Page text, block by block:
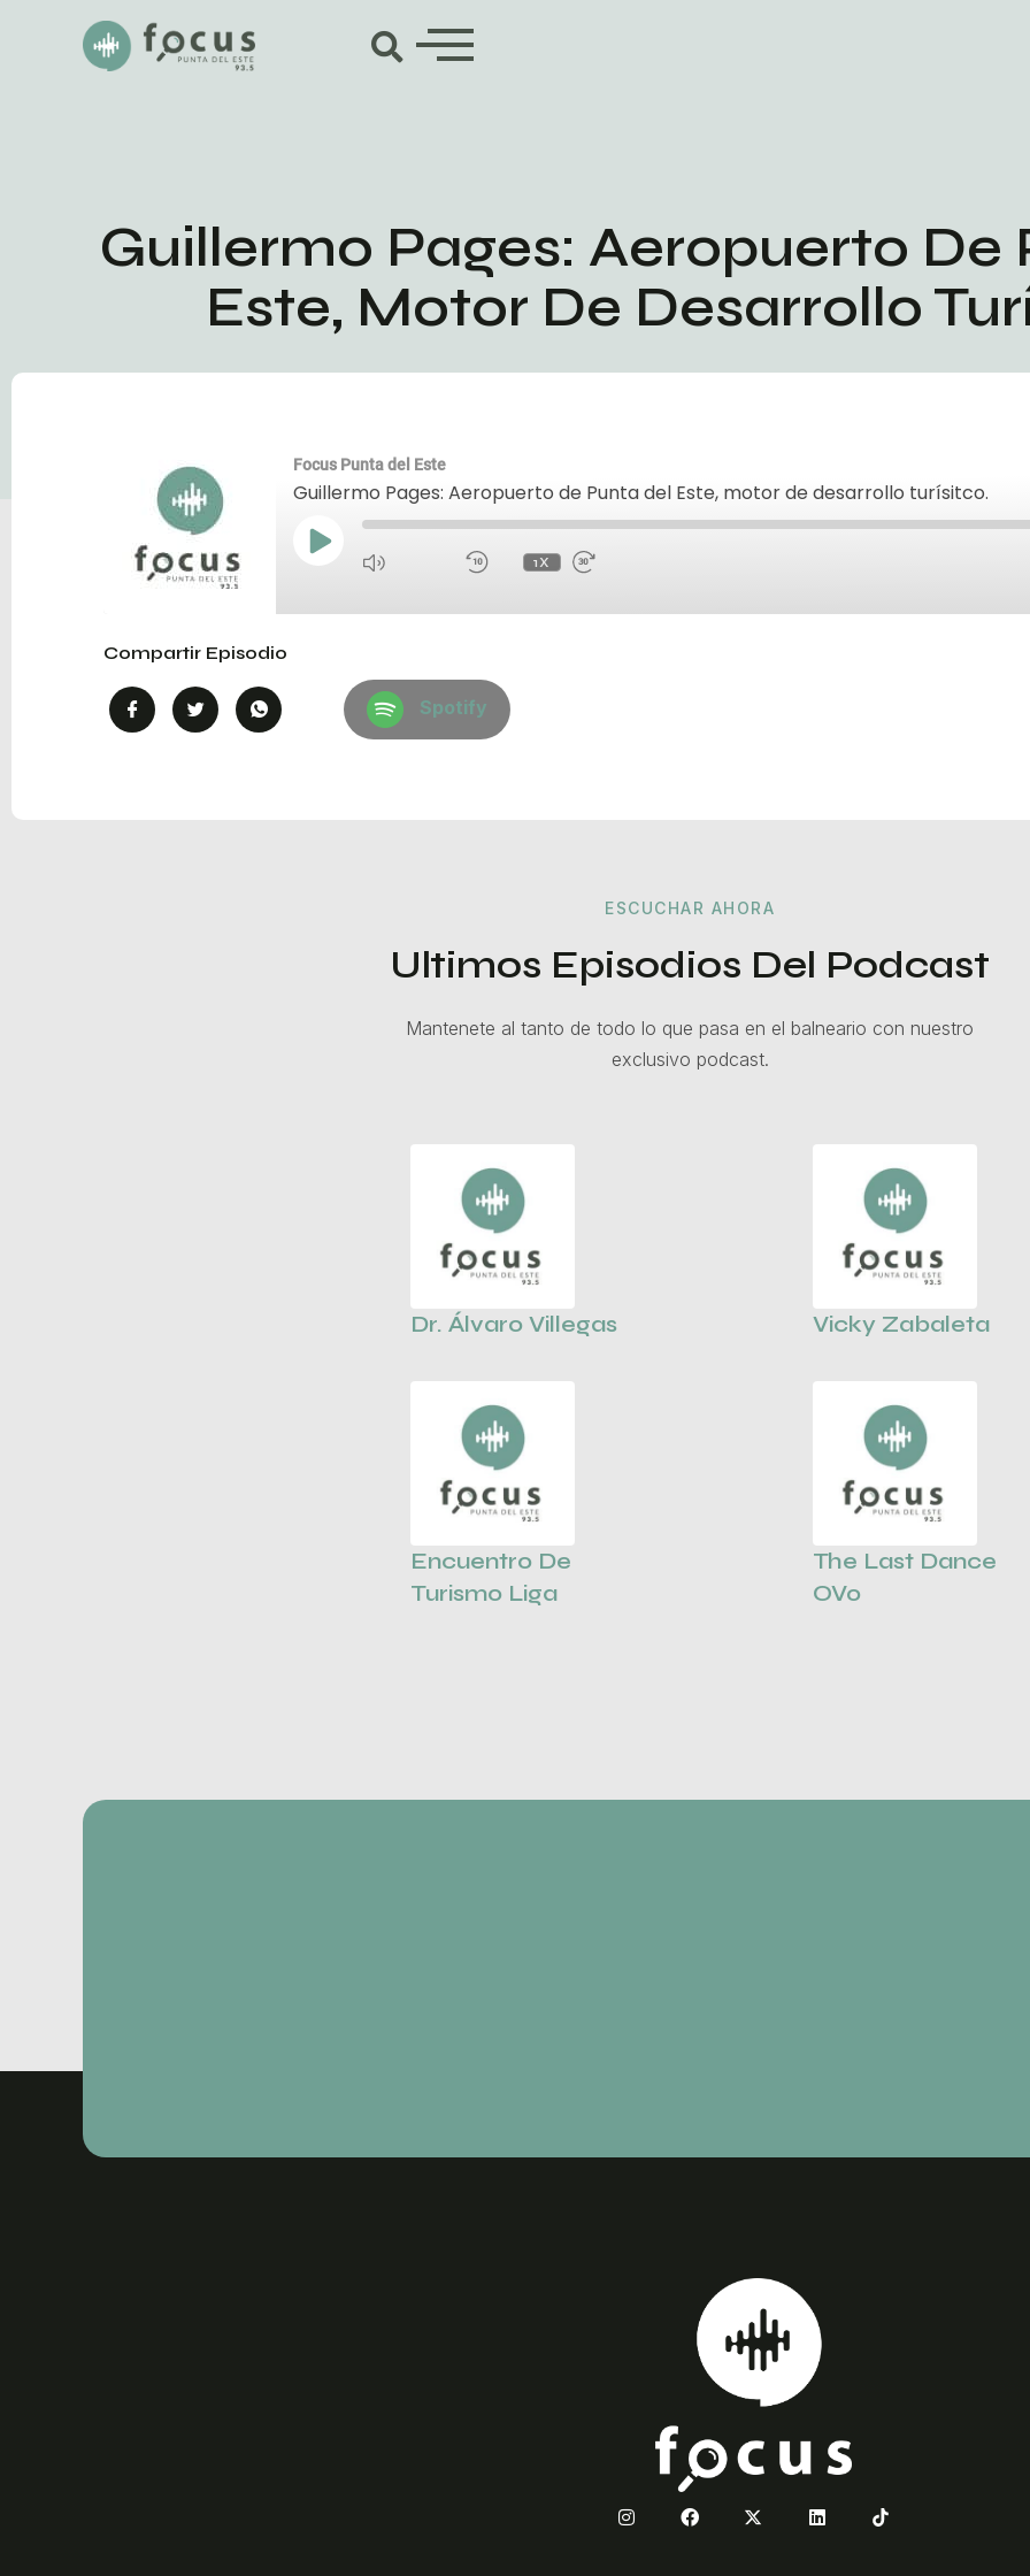
Guillermo Pages: Aeropuerto De
Este, Motor De Desarrollo
Focus Punta del Este
Guillermo Pages: Aeropuerto de Punta del Este, motor de desarrollo turísitco.
1X
Compartir Episodio
Spotify
ESCUCHAR AHORA
Ultimos Episodios Del Podcast
Mantenete al tanto de todo lo que pasa en el balneario con nuestro
exclusivo podcast.
Dr. Álvaro Villegas Vicky Zabaleta
Encuentro De
Turismo Liga
The Last Dance
OVo